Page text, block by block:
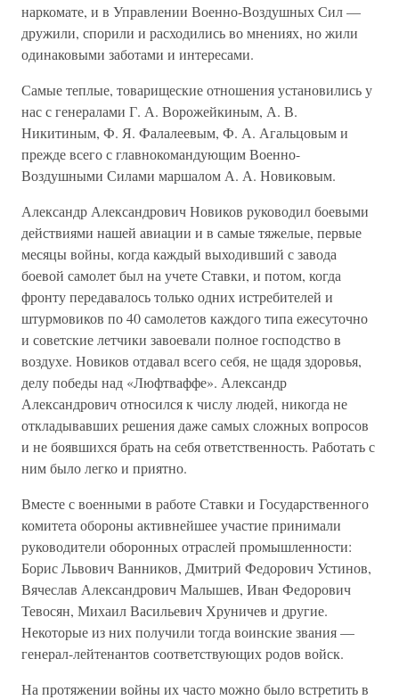
наркомате, и в Управлении Военно-Воздушных Сил —
дружили, спорили и расходились во мнениях, но жили
одинаковыми заботами и интересами.
Самые теплые, товарищеские отношения установились у
нас с генералами Г. А. Ворожейкиным, А. В.
Никитиным, Ф. Я. Фалалеевым, Ф. А. Агальцовым и
прежде всего с главнокомандующим Военно-
Воздушными Силами маршалом А. А. Новиковым.
Александр Александрович Новиков руководил боевыми
действиями нашей авиации и в самые тяжелые, первые
месяцы войны, когда каждый выходивший с завода
боевой самолет был на учете Ставки, и потом, когда
фронту передавалось только одних истребителей и
штурмовиков по 40 самолетов каждого типа ежесуточно
и советские летчики завоевали полное господство в
воздухе. Новиков отдавал всего себя, не щадя здоровья,
делу победы над «Люфтваффе». Александр
Александрович относился к числу людей, никогда не
откладывавших решения даже самых сложных вопросов
и не боявшихся брать на себя ответственность. Работать с
ним было легко и приятно.
Вместе с военными в работе Ставки и Государственного
комитета обороны активнейшее участие принимали
руководители оборонных отраслей промышленности:
Борис Львович Ванников, Дмитрий Федорович Устинов,
Вячеслав Александрович Малышев, Иван Федорович
Тевосян, Михаил Васильевич Хруничев и другие.
Некоторые из них получили тогда воинские звания —
генерал-лейтенантов соответствующих родов войск.
На протяжении войны их часто можно было встретить в